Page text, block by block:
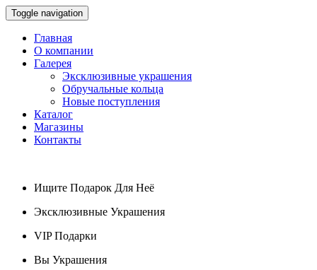
Toggle navigation
Главная
О компании
Галерея
Эксклюзивные украшения
Обручальные кольца
Новые поступления
Каталог
Магазины
Контакты
Ищите Подарок Для Неё
Эксклюзивные Украшения
VIPПодарки
Вы Украшения